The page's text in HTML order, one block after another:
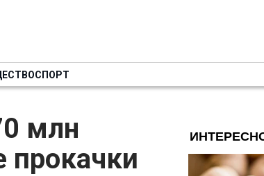
СПОРТ
млн
прокачки